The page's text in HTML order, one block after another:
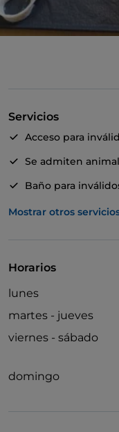
Servicios
Acceso para
Se admiten
Baño para
Se habla inglés
Mostrar otros
Horarios
lunes
martes - jueves
viernes - sábado
domingo